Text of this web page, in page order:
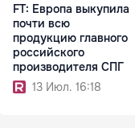
FT: Европа выкупила
почти всю
продукцию главного
российского
производителя СПГ
13 Июл. 16:18